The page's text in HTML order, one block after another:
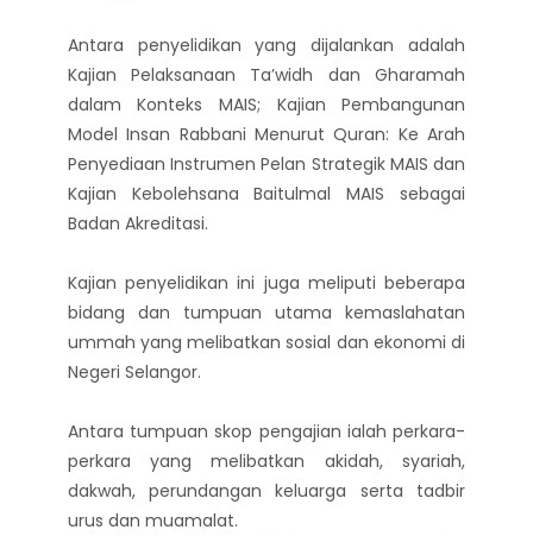
Antara penyelidikan yang dijalankan adalah
Kajian Pelaksanaan Ta’widh dan Gharamah
dalam Konteks MAIS; Kajian Pembangunan
Model Insan Rabbani Menurut Quran: Ke Arah
Penyediaan Instrumen Pelan Strategik MAIS dan
Kajian Kebolehsana Baitulmal MAIS sebagai
Badan Akreditasi.
Kajian penyelidikan ini juga meliputi beberapa
bidang dan tumpuan utama kemaslahatan
ummah yang melibatkan sosial dan ekonomi di
Negeri Selangor.
Antara tumpuan skop pengajian ialah perkara-
perkara yang melibatkan akidah, syariah,
dakwah, perundangan keluarga serta tadbir
urus dan muamalat.